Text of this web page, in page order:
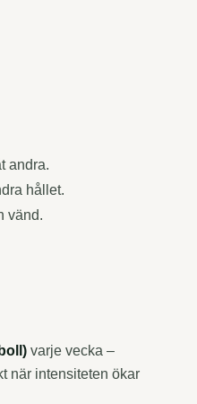
andra.
hållet.
vänd.
varje vecka –
när intensiteten ökar